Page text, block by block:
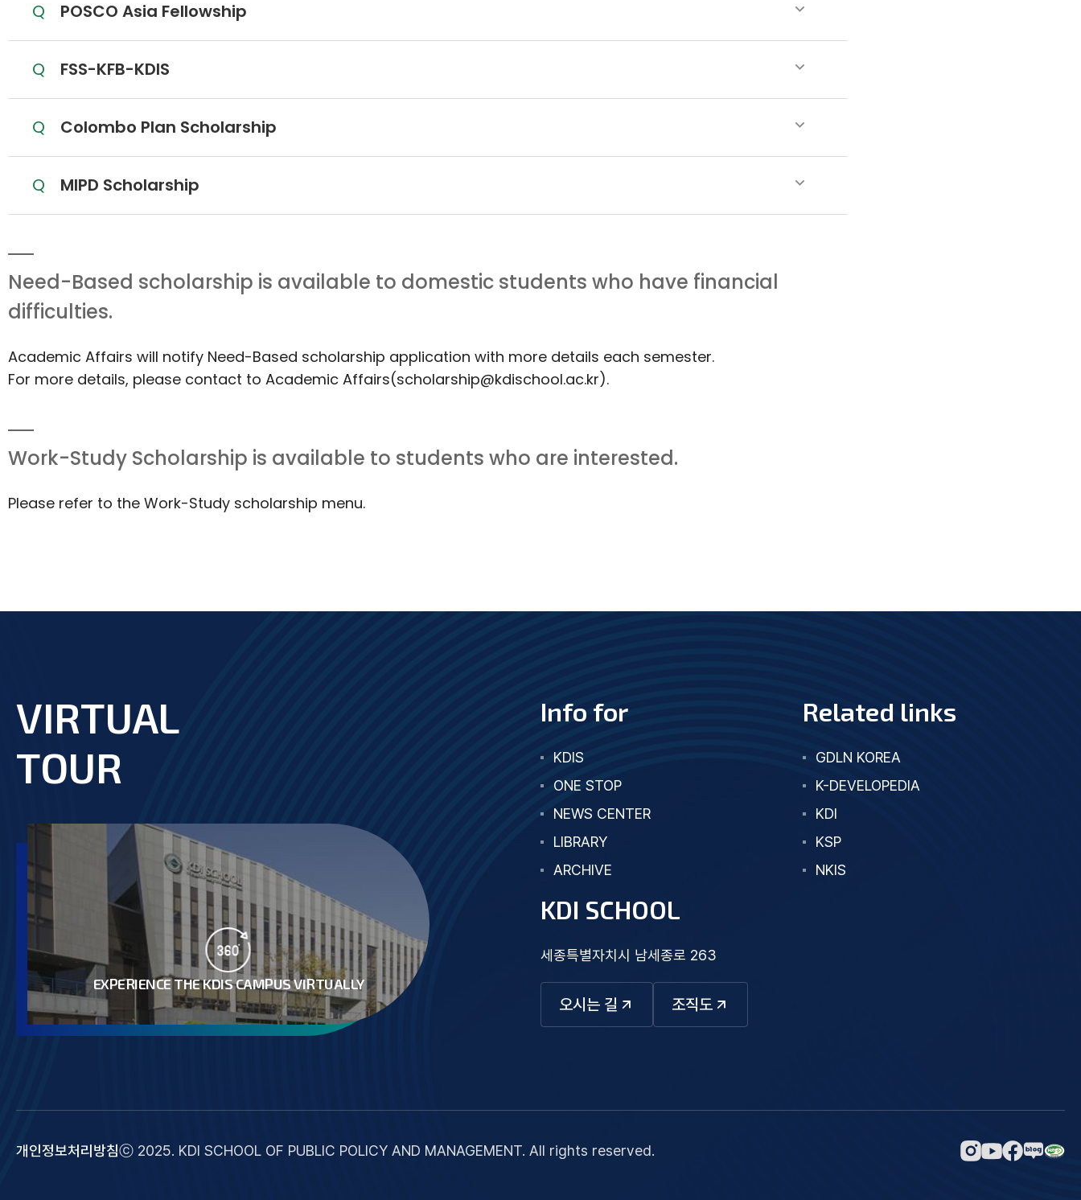
질문
POSCO Asia Fellowship
질문
FSS-KFB-KDIS
질문
Colombo Plan Scholarship
질문
MIPD Scholarship
Need-Based scholarship is available to domestic students who have financial
difficulties.
Academic Affairs will notify Need-Based scholarship application with more details each semester.
For more details, please contact to Academic Affairs(scholarship@kdischool.ac.kr).
Work-Study Scholarship is available to students who are interested.
Please refer to the Work-Study scholarship menu.
footer
VIRTUAL
TOUR
EXPERIENCE THE KDIS CAMPUS VIRTUALLY
Info for
KDIS
ONE STOP
NEWS CENTER
LIBRARY
ARCHIVE
Related links
GDLN KOREA
K-DEVELOPEDIA
KDI
KSP
NKIS
KDI SCHOOL
세종특별자치시 남세종로 263
오시는 길 조직도
개인정보처리방침ⓒ 2025. KDI SCHOOL OF PUBLIC POLICY AND MANAGEMENT. All rights reserved.
인스타그램
유튜브페이스북
네이버
블로그